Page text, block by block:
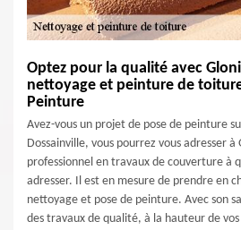
Optez pour la qualité avec
nettoyage et peinture de
Peinture
Avez-vous un projet de pose de peinture
Dossainville, vous pourrez vous adresser à
professionnel en travaux de couverture à
adresser. Il est en mesure de prendre en
nettoyage et pose de peinture. Avec son
des travaux de qualité, à la hauteur de